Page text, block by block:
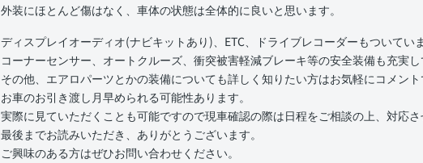
外装にほとんど傷はなく、車体の状態は全体的に良いと思います。
ディスプレイオーディオ(ナビキットあり)、ETC、ドライブレコーダーもついていま
コーナーセンサー、オートクルーズ、衝突被害軽減ブレーキ等の安全装備も充実し
その他、エアロパーツとかの装備についても詳しく知りたい方はお気軽にコメント
お車のお引き渡し月早められる可能性あります。
実際に見ていただくことも可能ですので現車確認の際は日程をご相談の上、対応さ
最後までお読みいただき、ありがとうございます。
ご興味のある方はぜひお問い合わせください。